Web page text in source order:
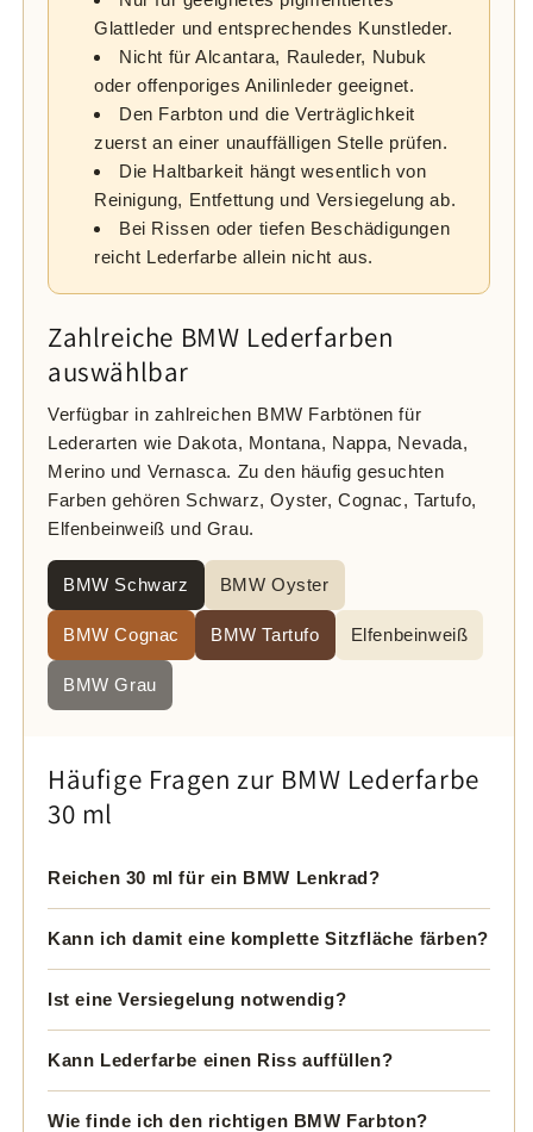
Glattleder und entsprechendes Kunstleder.
Nicht für Alcantara, Rauleder, Nubuk
oder offenporiges Anilinleder geeignet.
Den Farbton und die Verträglichkeit
zuerst an einer unauffälligen Stelle prüfen.
Die Haltbarkeit hängt wesentlich von
Reinigung, Entfettung und Versiegelung ab.
Bei Rissen oder tiefen Beschädigungen
reicht Lederfarbe allein nicht aus.
Zahlreiche BMW Lederfarben
auswählbar
Verfügbar in zahlreichen BMW Farbtönen für
Lederarten wie Dakota, Montana, Nappa, Nevada,
Merino und Vernasca. Zu den häufig gesuchten
Farben gehören Schwarz, Oyster, Cognac, Tartufo,
Elfenbeinweiß und Grau.
BMW Schwarz BMW Oyster
BMW Cognac BMW Tartufo Elfenbeinweiß
BMW Grau
Häufige Fragen zur BMW Lederfarbe
30 ml
Reichen 30 ml für ein BMW Lenkrad?
Kann ich damit eine komplette Sitzfläche färben?
Ist eine Versiegelung notwendig?
Kann Lederfarbe einen Riss auffüllen?
Wie finde ich den richtigen BMW Farbton?